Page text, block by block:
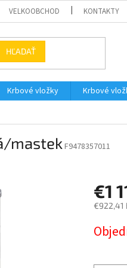
VELKOOBCHOD KONTAKTY
HĽADAŤ
Krbové vložky Krbové
mastek F9478357011
€1
€922,41
cena: